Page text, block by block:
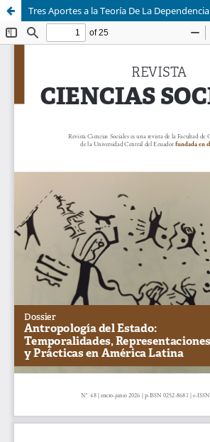
Tres Aportes a la Teoría De La Dependencia